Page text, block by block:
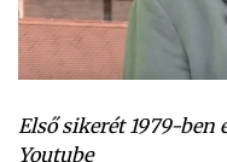
Első sikerét 1979-ben
Youtube